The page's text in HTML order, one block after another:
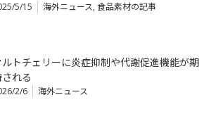
5/15 海外ニュース, 食品素材の記事
ルトチェリーに炎症抑制や代謝促進機能が期
される
2/6 海外ニュース